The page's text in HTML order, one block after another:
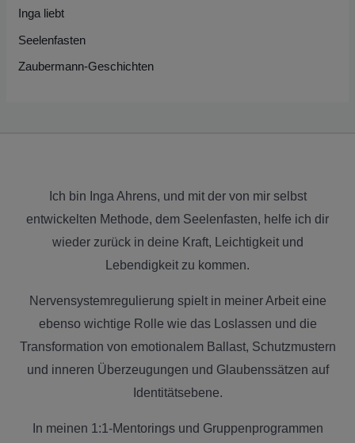
Inga liebt
Seelenfasten
Zaubermann-Geschichten
Ich bin Inga Ahrens, und mit der von mir selbst
entwickelten Methode, dem Seelenfasten, helfe ich dir
wieder zurück in deine Kraft, Leichtigkeit und
Lebendigkeit zu kommen.
Nervensystemregulierung spielt in meiner Arbeit eine
ebenso wichtige Rolle wie das Loslassen und die
Transformation von emotionalem Ballast, Schutzmustern
und inneren Überzeugungen und Glaubenssätzen auf
Identitätsebene.
In meinen 1:1-Mentorings und Gruppenprogrammen